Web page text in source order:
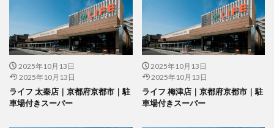
2025年10月13日
2025年10月13日
ライフ 太秦店｜京都府京都市｜駐
車場付きスーパー
2025年10月13日
2025年10月13日
ライフ 梅津店｜京都府京都市｜駐
車場付きスーパー